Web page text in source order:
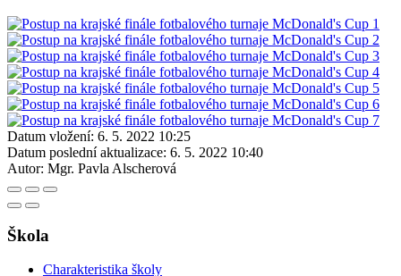
Datum vložení: 6. 5. 2022 10:25
Datum poslední aktualizace: 6. 5. 2022 10:40
Autor: Mgr. Pavla Alscherová
Škola
Charakteristika školy